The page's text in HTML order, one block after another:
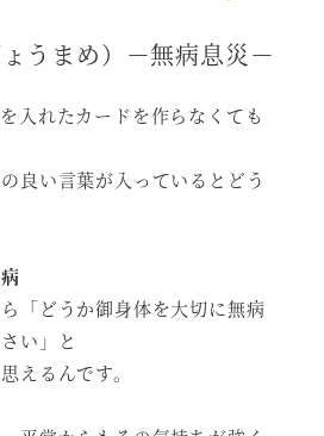
うまめ）－無病息災－
入れたカードを作らなくても
良い言葉が入っているとどう
「どうか御身体を大切に無病
い」と
えるんです。